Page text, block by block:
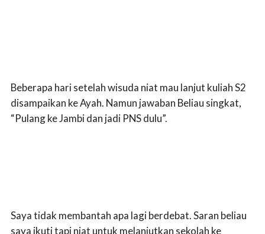
Beberapa hari setelah wisuda niat mau lanjut kuliah S2
disampaikan ke Ayah. Namun jawaban Beliau singkat,
“Pulang ke Jambi dan jadi PNS dulu”.
Saya tidak membantah apa lagi berdebat. Saran beliau
saya ikuti tapi niat untuk melanjutkan sekolah ke